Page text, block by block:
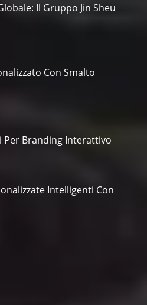
Il Gruppo Jin Sheu
Con Smalto
Per Branding Interattivo
Intelligenti Con